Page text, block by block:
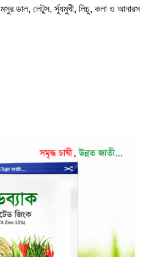
ডাল, লেটুস, র্সূযমুখী, লিচু, কলা ও আনারস